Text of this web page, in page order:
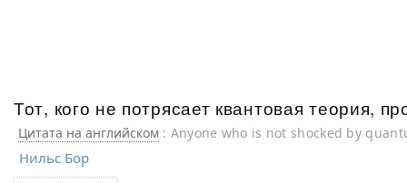
Тот, кого не потрясает квантовая теория,
Цитата на английском : Anyone who is not shocked by
understood it.
Нильс Бор